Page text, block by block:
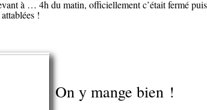
à … 4h du matin, officiellement c’était fermé
!
On y mange bien !